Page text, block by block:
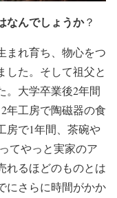
なんでしょうか？
まれ育ち、物心をつ
した。そして祖父と
。大学卒業後2年間
年工房で陶磁器の食
房で1年間、茶碗や
てやっと実家のア
れるほどのものとは
にさらに時間がかか